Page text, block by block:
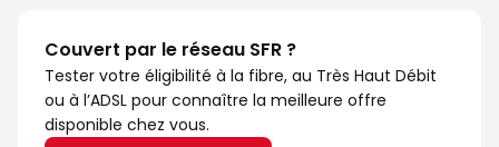
Couvert par le réseau SFR ?
Tester votre éligibilité à la fibre, au Très Haut Débit
ou à l’ADSL pour connaître la meilleure offre
disponible chez vous.